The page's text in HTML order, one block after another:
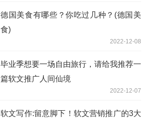
德国美食有哪些？你吃过几种？(德国美
食)
2022-12-08
毕业季想要一场自由旅行，请给我推荐一
篇软文推广人间仙境
2022-12-07
软文写作:留意脚下！软文营销推广的3大